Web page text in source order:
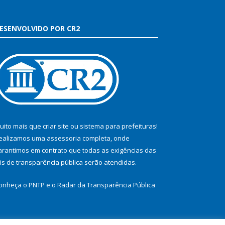
POR CR2
mais que criar site ou sistema para prefeituras!
uma assessoria completa, onde
em contrato que todas as exigências das
de transparência pública serão atendidas.
o PNTP e o Radar da Transparência Pública